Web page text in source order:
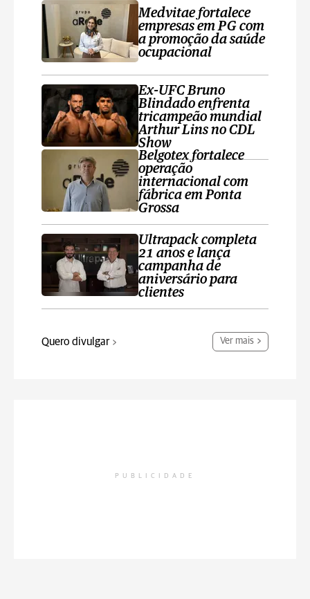
Medvitae fortalece
empresas em PG com
a promoção da saúde
ocupacional
Ex-UFC Bruno
Blindado enfrenta
tricampeão mundial
Arthur Lins no CDL
Show
Belgotex fortalece
operação
internacional com
fábrica em Ponta
Grossa
Ultrapack completa
21 anos e lança
campanha de
aniversário para
clientes
Quero divulgar Ver mais
PUBLICIDADE